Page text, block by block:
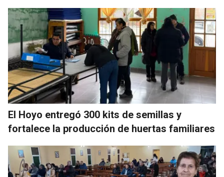
El Hoyo entregó 300 kits de semillas y
fortalece la producción de huertas familiares